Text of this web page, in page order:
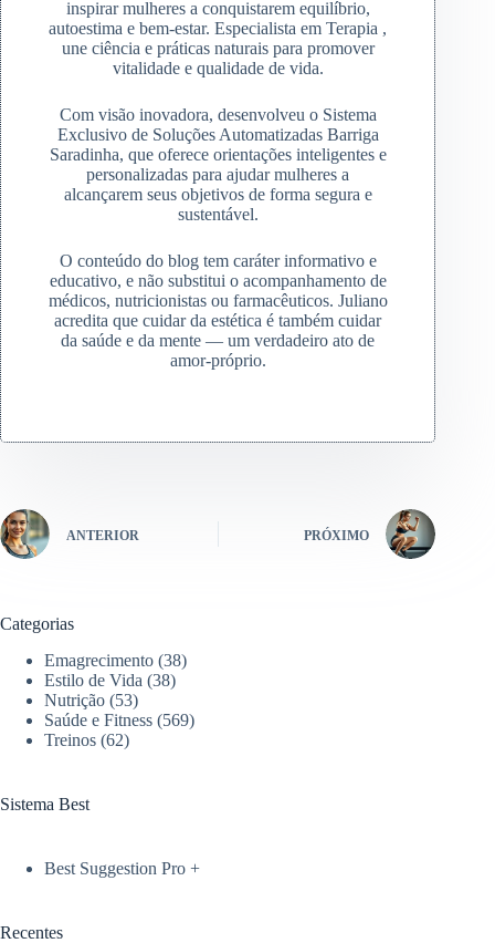
inspirar mulheres a conquistarem equilíbrio,
autoestima e bem-estar. Especialista em Terapia ,
une ciência e práticas naturais para promover
vitalidade e qualidade de vida.
Com visão inovadora, desenvolveu o Sistema
Exclusivo de Soluções Automatizadas Barriga
Saradinha, que oferece orientações inteligentes e
personalizadas para ajudar mulheres a
alcançarem seus objetivos de forma segura e
sustentável.
O conteúdo do blog tem caráter informativo e
educativo, e não substitui o acompanhamento de
médicos, nutricionistas ou farmacêuticos. Juliano
acredita que cuidar da estética é também cuidar
da saúde e da mente — um verdadeiro ato de
amor-próprio.
ANTERIOR PRÓXIMO
Categorias
Emagrecimento (38)
Estilo de Vida (38)
Nutrição (53)
Saúde e Fitness (569)
Treinos (62)
Sistema Best
Best Suggestion Pro +
Recentes